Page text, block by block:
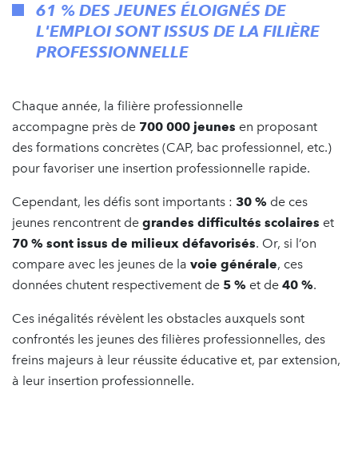
61 % DES JEUNES ÉLOIGNÉS DE
L'EMPLOI SONT ISSUS DE LA FILIÈRE
PROFESSIONNELLE
Chaque année, la filière professionnelle
accompagne près de 700 000 jeunes en proposant
des formations concrètes (CAP, bac professionnel, etc.)
pour favoriser une insertion professionnelle rapide.
Cependant, les défis sont importants : 30 % de ces
jeunes rencontrent de grandes difficultés scolaires et
70 % sont issus de milieux défavorisés. Or, si l’on
compare avec les jeunes de la voie générale, ces
données chutent respectivement de 5 % et de 40 %.
Ces inégalités révèlent les obstacles auxquels sont
confrontés les jeunes des filières professionnelles, des
freins majeurs à leur réussite éducative et, par extension,
à leur insertion professionnelle.